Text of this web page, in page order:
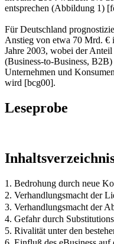
entsprechen (Abbildung 1)
Für Deutschland
Anstieg von etwa 70 Mrd. €
Jahre 2003, wobei der
(Business-to-Business,
Unternehmen und
wird [bcg00].
Leseprobe
1. Bedrohung durch neue
2. Verhandlungsmacht der
3. Verhandlungsmacht der
4. Gefahr durch
5. Rivalität unter den